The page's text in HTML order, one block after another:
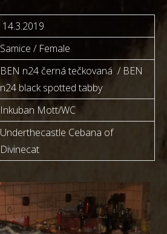
14.3.2019
Samice / Female
BEN n24 černá tečkovaná / BEN
n24 black spotted tabby
Inkuban Mott/WC
Underthecastle Cebana of
Divinecat